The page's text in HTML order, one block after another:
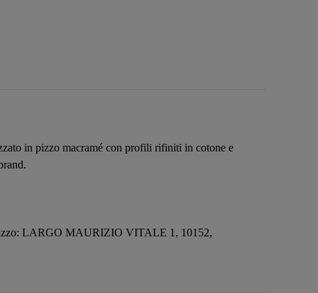
in pizzo macramé con profili rifiniti in cotone e
LARGO MAURIZIO VITALE 1, 10152,